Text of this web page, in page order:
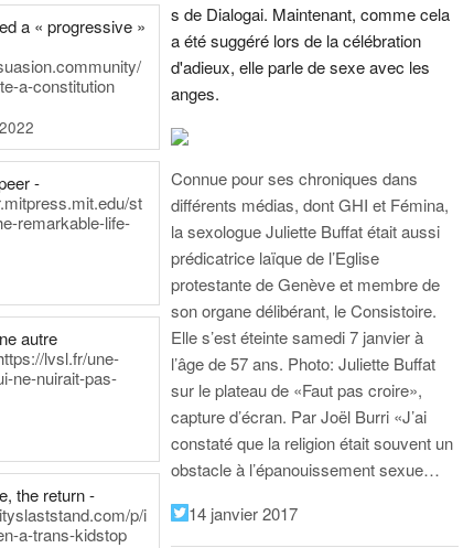
a « progressive »
a-constitution
-
st
remarkable-life-
autre
lvsl.fr/une-
ne-nuirait-pas-
the return -
p/i
a-trans-kidstop
s de Dialogai. Maintenant, comme cela
a été suggéré lors de la célébration
d'adieux, elle parle de sexe avec les
anges.
Connue pour ses chroniques dans
différents médias, dont GHI et Fémina,
la sexologue Juliette Buffat était aussi
prédicatrice laïque de l’Eglise
protestante de Genève et membre de
son organe délibérant, le Consistoire.
Elle s’est éteinte samedi 7 janvier à
l’âge de 57 ans. Photo: Juliette Buffat
sur le plateau de «Faut pas croire»,
capture d’écran. Par Joël Burri «J’ai
constaté que la religion était souvent un
obstacle à l’épanouissement sexue…
14 janvier 2017